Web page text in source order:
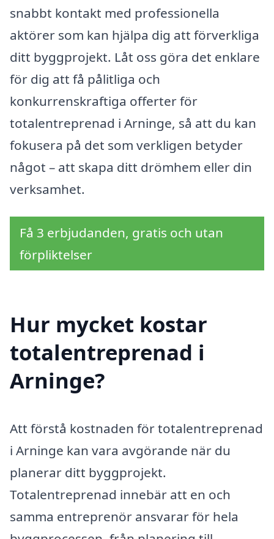
snabbt kontakt med professionella
aktörer som kan hjälpa dig att förverkliga
ditt byggprojekt. Låt oss göra det enklare
för dig att få pålitliga och
konkurrenskraftiga offerter för
totalentreprenad i Arninge, så att du kan
fokusera på det som verkligen betyder
något – att skapa ditt drömhem eller din
verksamhet.
Få 3 erbjudanden, gratis och utan
förpliktelser
Hur mycket kostar
totalentreprenad i
Arninge?
Att förstå kostnaden för totalentreprenad
i Arninge kan vara avgörande när du
planerar ditt byggprojekt.
Totalentreprenad innebär att en och
samma entreprenör ansvarar för hela